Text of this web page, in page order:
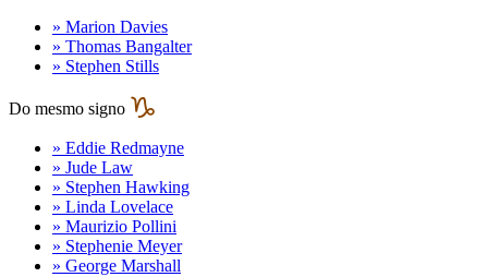
» Marion Davies
» Thomas Bangalter
» Stephen Stills
Do mesmo signo
» Eddie Redmayne
» Jude Law
» Stephen Hawking
» Linda Lovelace
» Maurizio Pollini
» Stephenie Meyer
» George Marshall